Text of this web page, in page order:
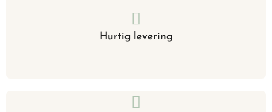
Hurtig levering